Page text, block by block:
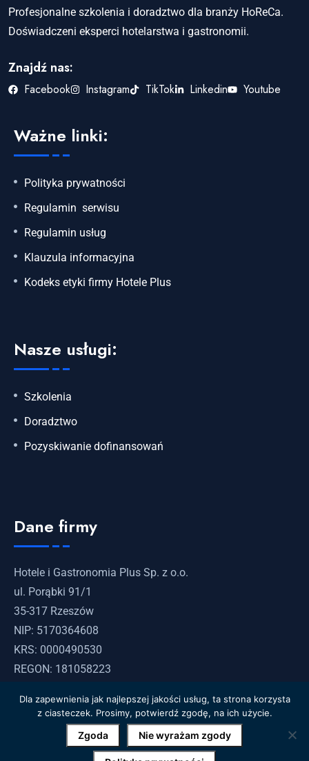
Profesjonalne szkolenia i doradztwo dla branży HoReCa.
Doświadczeni eksperci hotelarstwa i gastronomii.
Znajdź nas:
Facebook Instagram TikTok Linkedin Youtube
Ważne linki:
Polityka prywatności
Regulamin serwisu
Regulamin usług
Klauzula informacyjna
Kodeks etyki firmy Hotele Plus
Nasze usługi:
Szkolenia
Doradztwo
Pozyskiwanie dofinansowań
Dane firmy
Hotele i Gastronomia Plus Sp. z o.o.
ul. Porąbki 91/1
35-317 Rzeszów
NIP: 5170364608
KRS: 0000490530
REGON: 181058223
Dla zapewnienia jak najlepszej jakości usług, ta strona korzysta
z ciasteczek. Prosimy, potwierdź zgodę, na ich użycie.
Zgoda Nie wyrażam zgody